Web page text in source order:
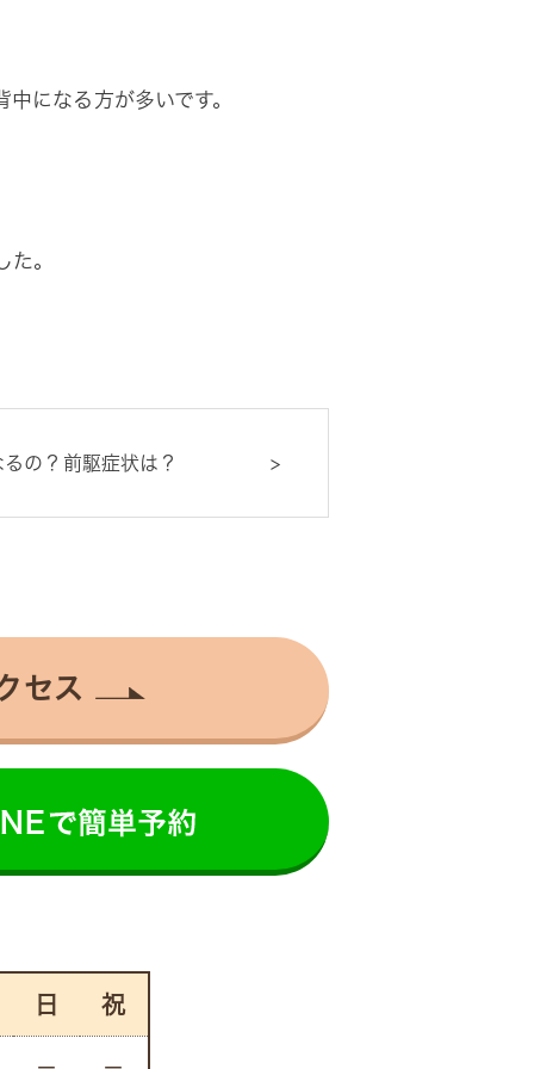
になる方が多いです。
。
の？前駆症状は？
セス
日 祝